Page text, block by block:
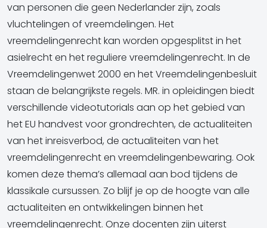
van personen die geen Nederlander zijn, zoals
vluchtelingen of vreemdelingen. Het
vreemdelingenrecht kan worden opgesplitst in het
asielrecht en het reguliere vreemdelingenrecht. In de
Vreemdelingenwet 2000 en het Vreemdelingenbesluit
staan de belangrijkste regels. MR. in opleidingen biedt
verschillende videotutorials aan op het gebied van
het EU handvest voor grondrechten, de actualiteiten
van het inreisverbod, de actualiteiten van het
vreemdelingenrecht en vreemdelingenbewaring. Ook
komen deze thema’s allemaal aan bod tijdens de
klassikale cursussen. Zo blijf je op de hoogte van alle
actualiteiten en ontwikkelingen binnen het
vreemdelingenrecht. Onze docenten zijn uiterst